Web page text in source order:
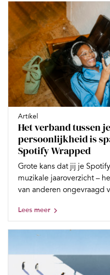
Artikel
Het verband tussen
persoonlijkheid is
Spotify Wrapped
Grote kans dat jij je
muzikale jaaroverzicht –
van anderen ongevraagd
Lees meer